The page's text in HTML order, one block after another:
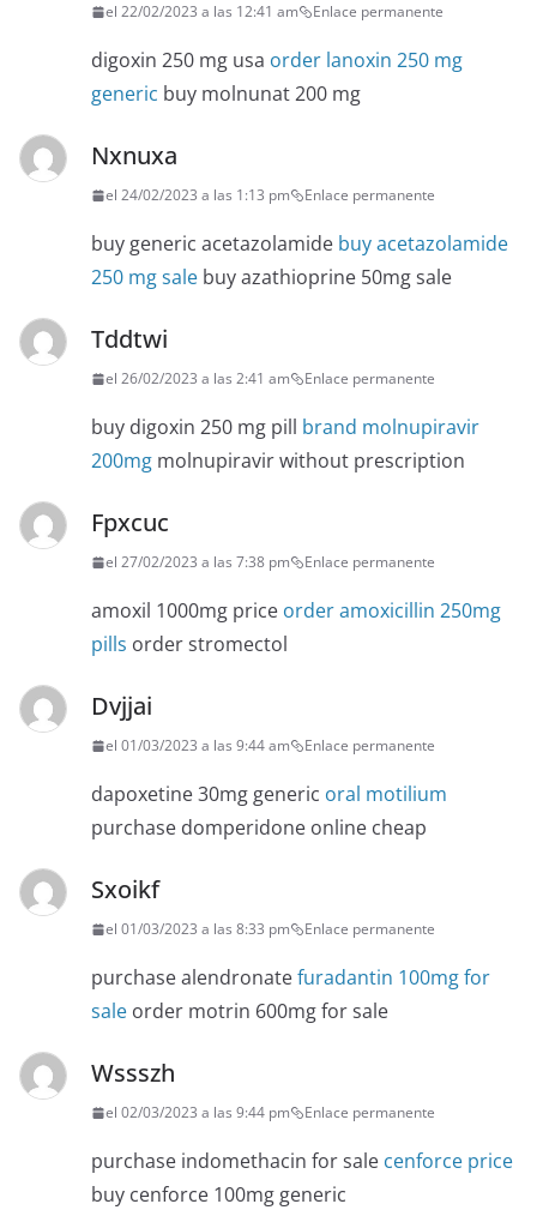
el 22/02/2023 a las 12:41 am Enlace permanente
digoxin 250 mg usa order lanoxin 250 mg
generic buy molnunat 200 mg
Nxnuxa
el 24/02/2023 a las 1:13 pm Enlace permanente
buy generic acetazolamide buy acetazolamide
250 mg sale buy azathioprine 50mg sale
Tddtwi
el 26/02/2023 a las 2:41 am Enlace permanente
buy digoxin 250 mg pill brand molnupiravir
200mg molnupiravir without prescription
Fpxcuc
el 27/02/2023 a las 7:38 pm Enlace permanente
amoxil 1000mg price order amoxicillin 250mg
pills order stromectol
Dvjjai
el 01/03/2023 a las 9:44 am Enlace permanente
dapoxetine 30mg generic oral motilium
purchase domperidone online cheap
Sxoikf
el 01/03/2023 a las 8:33 pm Enlace permanente
purchase alendronatefuradantin 100mg for
sale order motrin 600mg for sale
Wssszh
el 02/03/2023 a las 9:44 pm Enlace permanente
purchase indomethacin for sale cenforce price
buy cenforce 100mg generic